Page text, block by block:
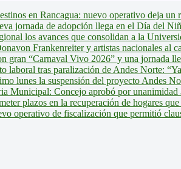
en Rancagua: nuevo operativo deja
jornada de adopción llega en el Día del
los avances que consolidan a la
Frankenreiter y artistas nacionales al
gran “Carnaval Vivo 2026” y una jornada
laboral tras paralización de Andes Norte:
lunes la suspensión del proyecto Andes
Municipal: Concejo aprobó por
plazos en la recuperación de hogares
operativo de fiscalización que permitió